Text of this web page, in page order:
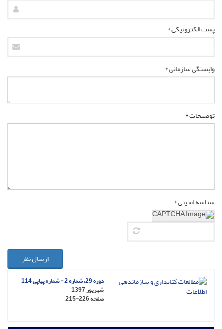
پست الکترونیکی *
وابستگی سازمانی *
توضیحات *
شناسه امنیتی *
ارسال نظر
دوره 29، شماره 2 - شماره پیاپی 114
شهریور 1397
صفحه215-226